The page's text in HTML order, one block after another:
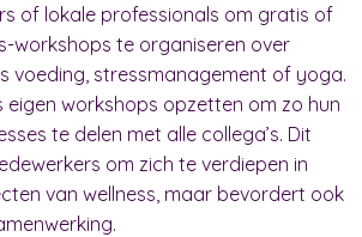
of lokale professionals om gratis of
workshops te organiseren over
voeding, stressmanagement of yoga.
eigen workshops opzetten om zo hun
te delen met alle collega’s. Dit
om zich te verdiepen in
van wellness, maar bevordert ook